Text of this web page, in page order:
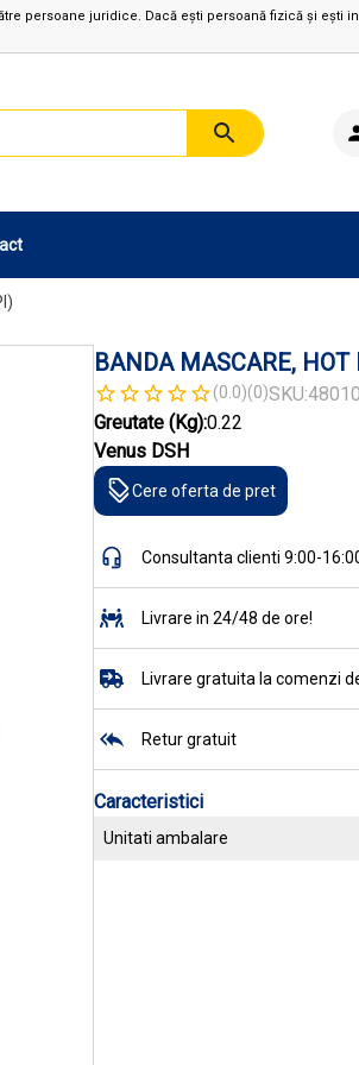
persoane juridice. Dacă ești persoană fizică și ești
BANDA MASCARE,
(0.0)(0)SKU:
Greutate (Kg):0.22
Venus DSH
Cere oferta de pret
Consultanta clienti 9:00-
Livrare in 24/48 de ore!
Livrare gratuita la comenzi
Retur gratuit
Caracteristici
Unitati ambalare